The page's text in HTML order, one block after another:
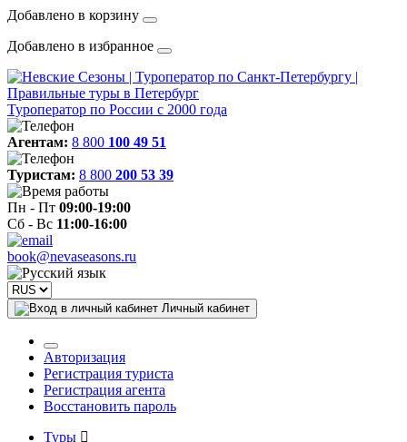
Добавлено в корзину
Добавлено в избранное
Туроператор по России с 2000 года
Агентам: 8 800 100 49 51
Туристам: 8 800 200 53 39
Пн - Пт 09:00-19:00
Сб - Вс 11:00-16:00
book@nevaseasons.ru
Личный кабинет
Авторизация
Регистрация туриста
Регистрация агента
Восстановить пароль
Туры